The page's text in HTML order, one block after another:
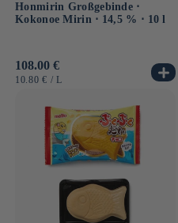
Honmirin Großgebinde ⋅
Kokonoe Mirin ⋅ 14,5 % ⋅ 10 l
Normaler
Preis
108.00 €
GRUNDPREIS
10.80 € / PRO
L